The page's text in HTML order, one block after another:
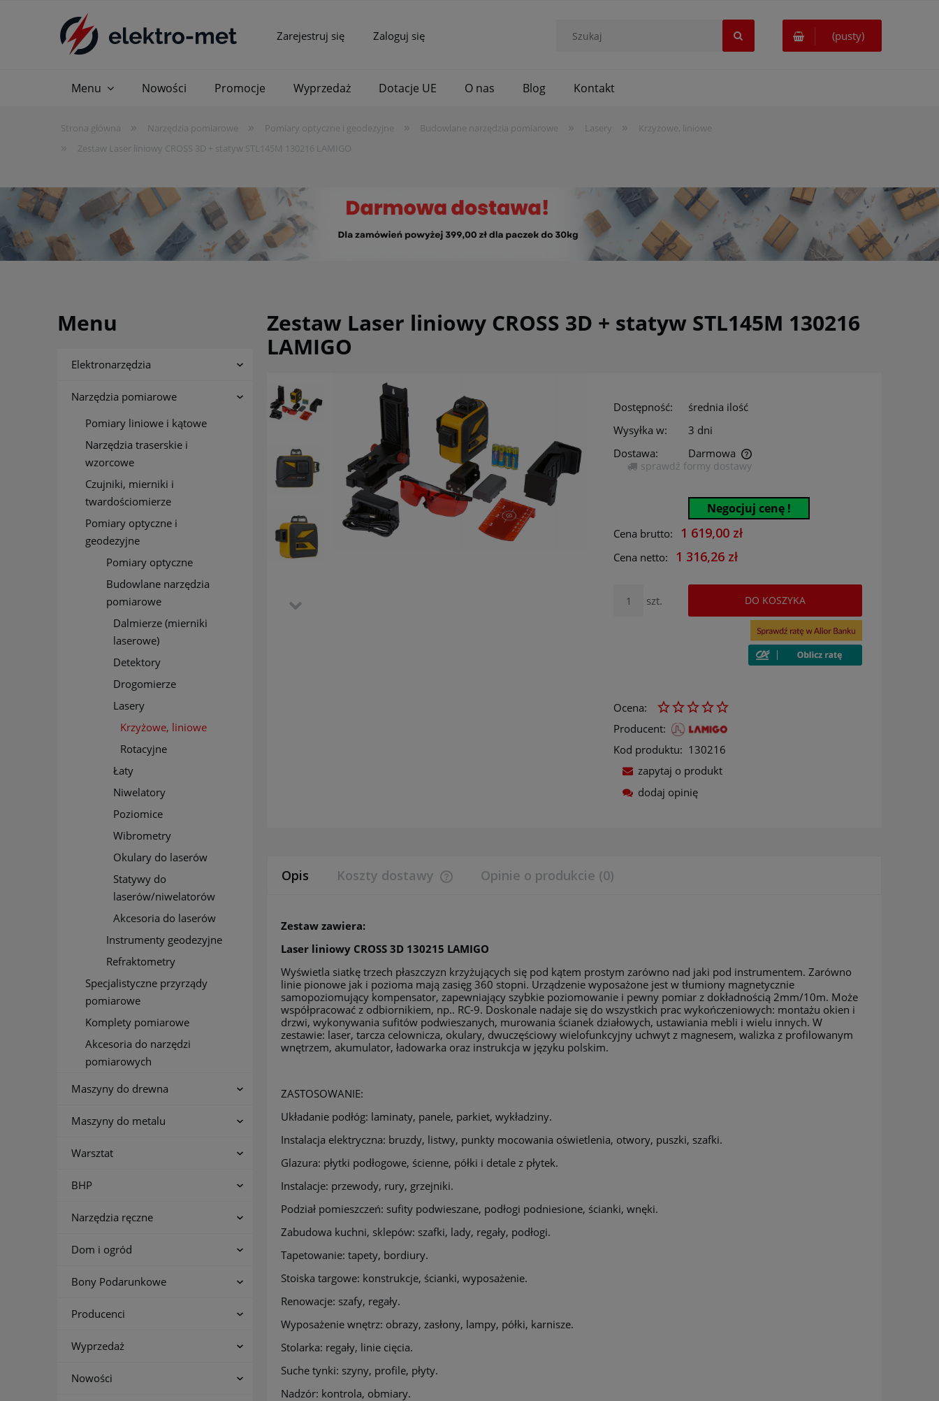
(pusty)
Zarejestruj się Zaloguj się
Menu Nowości Promocje Wyprzedaż Dotacje UE O nas Blog Kontakt
Strona główna » Narzędzia pomiarowe » Pomiary optyczne i geodezyjne » Budowlane narzędzia pomiarowe » Lasery » Krzyżowe, liniowe
» Zestaw Laser liniowy CROSS 3D + statyw STL145M 130216 LAMIGO
Menu
Elektronarzędzia
Narzędzia pomiarowe
Pomiary liniowe i kątowe
Narzędzia traserskie i
wzorcowe
Czujniki, mierniki i
twardościomierze
Pomiary optyczne i
geodezyjne
Pomiary optyczne
Budowlane narzędzia
pomiarowe
Dalmierze (mierniki
laserowe)
Detektory
Drogomierze
Lasery
Krzyżowe, liniowe
Rotacyjne
Łaty
Niwelatory
Poziomice
Wibrometry
Okulary do laserów
Statywy do
laserów/niwelatorów
Akcesoria do laserów
Instrumenty geodezyjne
Refraktometry
Specjalistyczne przyrządy
pomiarowe
Komplety pomiarowe
Akcesoria do narzędzi
pomiarowych
Maszyny do drewna
Maszyny do metalu
Warsztat
BHP
Narzędzia ręczne
Dom i ogród
Bony Podarunkowe
Producenci
Wyprzedaż
Nowości
Zestaw Laser liniowy CROSS 3D + statyw STL145M 130216
LAMIGO
Dostępność:
średnia ilość
Wysyłka w:
3 dni
Dostawa:
Darmowa
sprawdź formy dostawy
Negocjuj cenę !
Cena brutto: 1 619,00 zł
Cena netto: 1 316,26 zł
szt. DO KOSZYKA
Ocena:
Producent:
Kod produktu: 130216
zapytaj o produkt
dodaj opinię
Opis Koszty dostawy Opinie o produkcie (0)
Zestaw zawiera:
Laser liniowy CROSS 3D 130215 LAMIGO
Wyświetla siatkę trzech płaszczyzn krzyżujących się pod kątem prostym zarówno nad jaki pod instrumentem. Zarówno
linie pionowe jak i pozioma mają zasięg 360 stopni. Urządzenie wyposażone jest w tłumiony magnetycznie
samopoziomujący kompensator, zapewniający szybkie poziomowanie i pewny pomiar z dokładnością 2mm/10m. Może
współpracować z odbiornikiem, np.. RC-9. Doskonale nadaje się do wszystkich prac wykończeniowych: montażu okien i
drzwi, wykonywania sufitów podwieszanych, murowania ścianek działowych, ustawiania mebli i wielu innych. W
zestawie: laser, tarcza celownicza, okulary, dwuczęściowy wielofunkcyjny uchwyt z magnesem, walizka z profilowanym
wnętrzem, akumulator, ładowarka oraz instrukcja w języku polskim.
ZASTOSOWANIE:
Układanie podłóg: laminaty, panele, parkiet, wykładziny.
Instalacja elektryczna: bruzdy, listwy, punkty mocowania oświetlenia, otwory, puszki, szafki.
Glazura: płytki podłogowe, ścienne, półki i detale z płytek.
Instalacje: przewody, rury, grzejniki.
Podział pomieszczeń: sufity podwieszane, podłogi podniesione, ścianki, wnęki.
Zabudowa kuchni, sklepów: szafki, lady, regały, podłogi.
Tapetowanie: tapety, bordiury.
Stoiska targowe: konstrukcje, ścianki, wyposażenie.
Renowacje: szafy, regały.
Wyposażenie wnętrz: obrazy, zasłony, lampy, półki, karnisze.
Stolarka: regały, linie cięcia.
Suche tynki: szyny, profile, płyty.
Nadzór: kontrola, obmiary.